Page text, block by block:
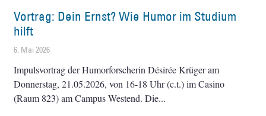
Vortrag: Dein Ernst? Wie Humor im Studium
hilft
6. Mai 2026
Impulsvortrag der Humorforscherin Désirée Krüger am
Donnerstag, 21.05.2026, von 16-18 Uhr (c.t.) im Casino
(Raum 823) am Campus Westend. Die